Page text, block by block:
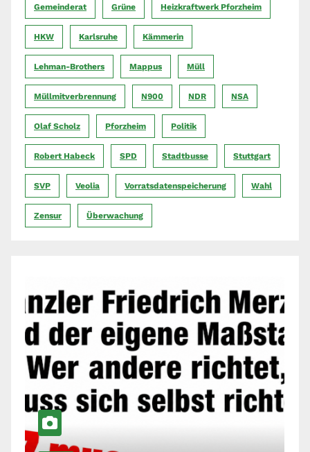
Gemeinderat Grüne Heizkraftwerk Pforzheim
HKW Karlsruhe Kämmerin
Lehman-Brothers Mappus Müll
Müllmitverbrennung N900 NDR NSA
Olaf Scholz Pforzheim Politik
Robert Habeck SPD Stadtbusse Stuttgart
SVP Veolia Vorratsdatenspeicherung Wahl
Zensur Überwachung